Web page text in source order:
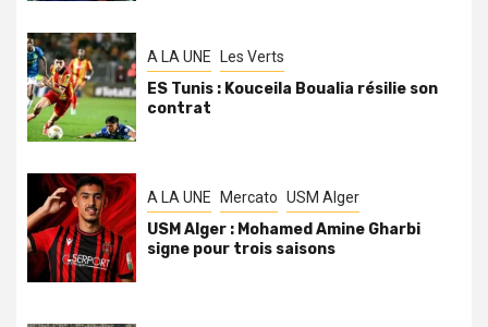
A LA UNE Les Verts
ES Tunis : Kouceila Boualia résilie son
contrat
A LA UNE Mercato USM Alger
USM Alger : Mohamed Amine Gharbi
signe pour trois saisons